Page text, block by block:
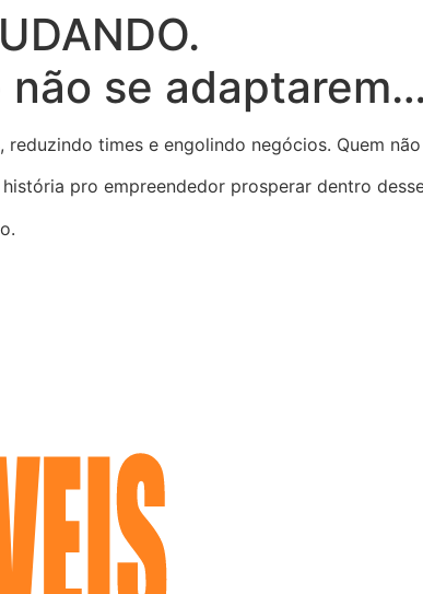
não se
times e engolindo negócios. Quem
pro empreendedor prosperar dentro